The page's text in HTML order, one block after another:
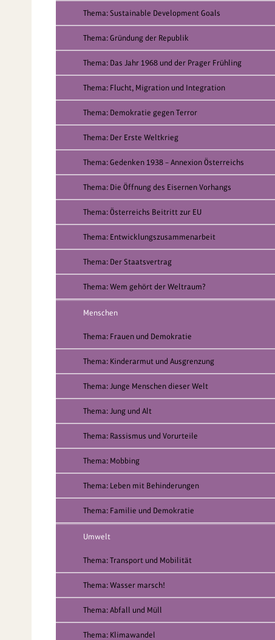
Thema: Sustainable Development Goals
Thema: Gründung der Republik
Thema: Das Jahr 1968 und der Prager Frühling
Thema: Flucht, Migration und Integration
Thema: Demokratie gegen Terror
Thema: Der Erste Weltkrieg
Thema: Gedenken 1938 – Annexion Österreichs
Thema: Die Öffnung des Eisernen Vorhangs
Thema: Österreichs Beitritt zur EU
Thema: Entwicklungszusammenarbeit
Thema: Der Staatsvertrag
Thema: Wem gehört der Weltraum?
Menschen
Thema: Frauen und Demokratie
Thema: Kinderarmut und Ausgrenzung
Thema: Junge Menschen dieser Welt
Thema: Jung und Alt
Thema: Rassismus und Vorurteile
Thema: Mobbing
Thema: Leben mit Behinderungen
Thema: Familie und Demokratie
Umwelt
Thema: Transport und Mobilität
Thema: Wasser marsch!
Thema: Abfall und Müll
Thema: Klimawandel